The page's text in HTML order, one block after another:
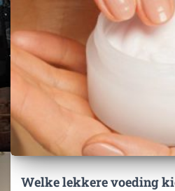
Welke lekkere voeding